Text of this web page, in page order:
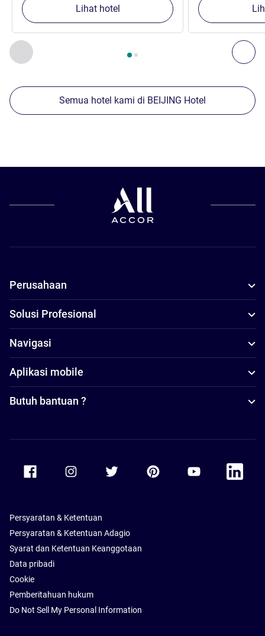
Sebelumnya - Properti kami yang lain di sekitar
Halaman , Properti kami yang lain di sekitar 1 :,
Lihat hotel
Semua hotel kami di BEIJING Hotel
Perusahaan
Solusi Profesional
Navigasi
Aplikasi mobile
Butuh bantuan ?
Accor Youtube
Accor
Persyaratan & Ketentuan
Persyaratan & Ketentuan Adagio
Syarat dan Ketentuan Keanggotaan
Data pribadi
Cookie
Pemberitahuan hukum
Do Not Sell My Personal Information